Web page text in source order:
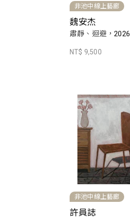
非池中線上藝廊
魏安杰
肅靜、迴避，2026
NT$ 9,500
非池中線上藝廊
許員誌